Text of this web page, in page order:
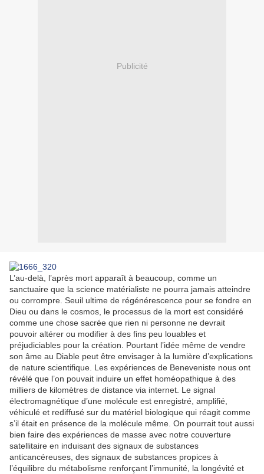
Publicité
L’au-delà, l’après mort apparaît à beaucoup, comme un
sanctuaire que la science matérialiste ne pourra jamais atteindre
ou corrompre. Seuil ultime de régénérescence pour se fondre en
Dieu ou dans le cosmos, le processus de la mort est considéré
comme une chose sacrée que rien ni personne ne devrait
pouvoir altérer ou modifier à des fins peu louables et
préjudiciables pour la création. Pourtant l’idée même de vendre
son âme au Diable peut être envisager à la lumière d’explications
de nature scientifique. Les expériences de Beneveniste nous ont
révélé que l’on pouvait induire un effet homéopathique à des
milliers de kilomètres de distance via internet. Le signal
électromagnétique d’une molécule est enregistré, amplifié,
véhiculé et rediffusé sur du matériel biologique qui réagit comme
s’il était en présence de la molécule même. On pourrait tout aussi
bien faire des expériences de masse avec notre couverture
satellitaire en induisant des signaux de substances
anticancéreuses, des signaux de substances propices à
l’équilibre du métabolisme renforçant l’immunité, la longévité et